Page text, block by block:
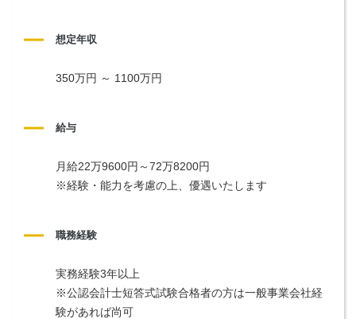
想定年収
350万円 ～ 1100万円
給与
月給22万9600円～72万8200円
※経験・能力を考慮の上、優遇いたします
職務経験
実務経験3年以上
※公認会計士短答式試験合格者の方は一般事業会社経
験があれば尚可